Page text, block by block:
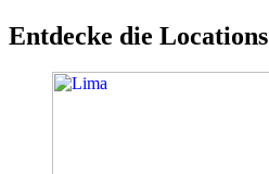
Entdecke die Locations